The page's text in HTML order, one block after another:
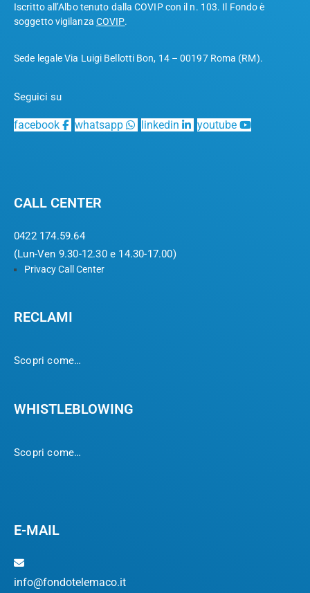
Iscritto all’Albo tenuto dalla COVIP con il n. 103. Il Fondo è
soggetto vigilanza COVIP.
Sede legale Via Luigi Bellotti Bon, 14 – 00197 Roma (RM).
Seguici su
facebook whatsapp linkedin youtube
CALL CENTER
0422 174.59.64
(Lun-Ven 9.30-12.30 e 14.30-17.00)
Privacy Call Center
RECLAMI
Scopri come…
WHISTLEBLOWING
Scopri come…
E-MAIL
info@fondotelemaco.it